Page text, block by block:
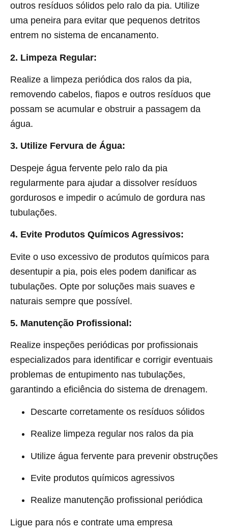
outros resíduos sólidos pelo ralo da pia. Utilize
uma peneira para evitar que pequenos detritos
entrem no sistema de encanamento.
2. Limpeza Regular:
Realize a limpeza periódica dos ralos da pia,
removendo cabelos, fiapos e outros resíduos que
possam se acumular e obstruir a passagem da
água.
3. Utilize Fervura de Água:
Despeje água fervente pelo ralo da pia
regularmente para ajudar a dissolver resíduos
gordurosos e impedir o acúmulo de gordura nas
tubulações.
4. Evite Produtos Químicos Agressivos:
Evite o uso excessivo de produtos químicos para
desentupir a pia, pois eles podem danificar as
tubulações. Opte por soluções mais suaves e
naturais sempre que possível.
5. Manutenção Profissional:
Realize inspeções periódicas por profissionais
especializados para identificar e corrigir eventuais
problemas de entupimento nas tubulações,
garantindo a eficiência do sistema de drenagem.
Descarte corretamente os resíduos sólidos
Realize limpeza regular nos ralos da pia
Utilize água fervente para prevenir obstruções
Evite produtos químicos agressivos
Realize manutenção profissional periódica
Ligue para nós e contrate uma empresa